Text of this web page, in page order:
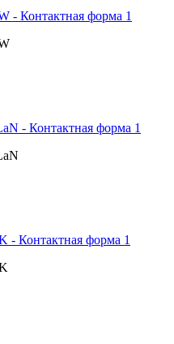
- Контактная форма 1
- Контактная форма 1
- Контактная форма 1